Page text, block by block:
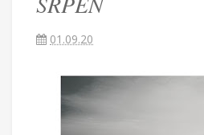
Turecku
píše
01.09.20